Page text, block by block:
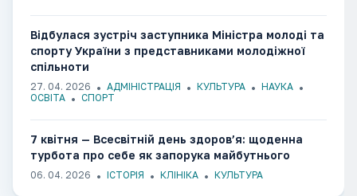
Відбулася зустріч заступника Міністра молоді та
спорту України з представниками молодіжної
спільноти
27. 04. 2026 АДМІНІСТРАЦІЯ КУЛЬТУРА
НАУКА
ОСВІТА
СПОРТ
7 квітня — Всесвітній день здоров’я: щоденна
турбота про себе як запорука майбутнього
06. 04. 2026 ІСТОРІЯ КЛІНІКА КУЛЬТУРА